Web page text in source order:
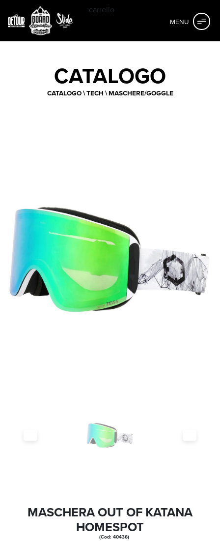
carrello
MENU
CATALOGO
CATALOGO\TECH \MASCHERE/GOGGLE
MASCHERA OUT OF KATANA
HOMESPOT
(Cod: 40436)